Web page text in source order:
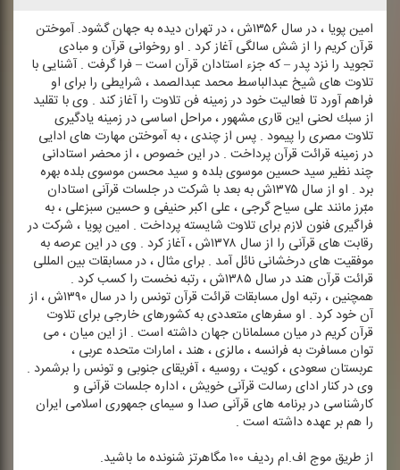
امین پویا ، در سال ۱۳۵۶ش ، در تهران دیده به جهان گشود. آموختن
قرآن كریم را از شش سالگی آغاز كرد . او روخوانی قرآن و مبادی
تجوید را نزد پدر – كه جزء استادان قرآن است – فرا گرفت . آشنایی با
تلاوت های شیخ عبدالباسط محمد عبدالصمد ، شرایطی را برای او
فراهم آورد تا فعالیت خود در زمینه فن تلاوت را آغاز كند . وی با تقلید
از سبك لحنی این قاری مشهور ، مراحل اساسی در زمینه یادگیری
تلاوت مصری را پیمود . پس از چندی ، به آموختن مهارت های ادایی
در زمینه قرائت قرآن پرداخت . در این خصوص ، از محضر استادانی
چند نظیر سید حسین موسوی بلده و سید محسن موسوی بلده بهره
برد . او از سال ۱۳۷۵ش به بعد با شركت در جلسات قرآنی استادان
مبّرز مانند علی سیاح گرجی ، علی اكبر حنیفی و حسین سبزعلی ، به
فراگیری فنون لازم برای تلاوت شایسته پرداخت . امین پویا ، شركت در
رقابت های قرآنی را از سال ۱۳۷۸ش ، آغاز كرد . وی در این عرصه به
موفقیت های درخشانی نائل آمد . برای مثال ، در مسابقات بین المللی
قرائت قرآن هند در سال ۱۳۸۵ش ، رتبه نخست را كسب كرد .
همچنین ، رتبه اول مسابقات قرائت قرآن تونس را در سال ۱۳۹۰ش ، از
آن خود كرد . او سفرهای متعددی به كشورهای خارجی برای تلاوت
قرآن كریم در میان مسلمانان جهان داشته است . از این میان ، می
توان مسافرت به فرانسه ، مالزی ، هند ، امارات متحده عربی ،
عربستان سعودی ، كویت ، روسیه ، آفریقای جنوبی و تونس را برشمرد .
وی در كنار ادای رسالت قرآنی خویش ، اداره جلسات قرآنی و
كارشناسی در برنامه های قرآنی صدا و سیمای جمهوری اسلامی ایران
را هم بر عهده داشته است .
از طریق موج اف.ام ردیف ۱۰۰ مگاهرتز شنونده ما باشید.